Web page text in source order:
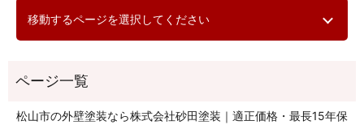
移動するページを選択してください
松山市の外壁塗装なら株式会社砂田塗装｜適正価格・最長15年保